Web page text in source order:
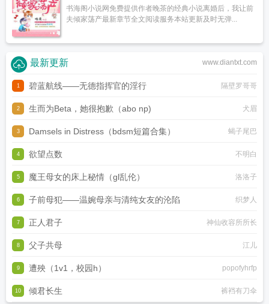
书海阁小说网免费提供作者晚茶的经典小说离婚后，我让前
夫倾家荡产最新章节全文阅读服务本站更新及时无弹...
www.diantxt.com
最新更新
1 碧蓝航线——无德指挥官的淫行 隔壁罗哥哥
2 生而为Beta，她很抱歉（abo np) 犬眉
3 Damsels in Distress（bdsm短篇合集） 蝎子尾巴
4 欲望点数 不明白
5 魔王母女的床上秘情（gl乱伦） 洛洛子
6 子前母犯——温婉母亲与清纯女友的沦陷 织梦人
7 正人君子 神仙收容所所长
8 父子共母 江儿
9 遭殃（1v1，校园h） popofyhrfp
10 倾君长生 裤裆有刀伞